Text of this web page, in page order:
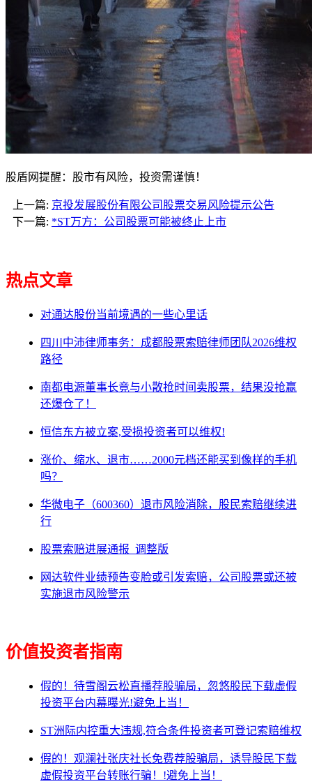
股盾网提醒：股市有风险，投资需谨慎！
上一篇: 京投发展股份有限公司股票交易风险提示公告
下一篇: *ST万方：公司股票可能被终止上市
热点文章
对通达股份当前境遇的一些心里话
四川中沛律师事务：成都股票索赔律师团队2026维权
路径
南都电源董事长竟与小散抢时间卖股票，结果没抢赢
还爆仓了！
恒信东方被立案,受损投资者可以维权!
涨价、缩水、退市……2000元档还能买到像样的手机
吗？
华微电子（600360）退市风险消除，股民索赔继续进
行
股票索赔进展通报_调整版
网达软件业绩预告变脸或引发索赔，公司股票或还被
实施退市风险警示
价值投资者指南
假的！待雪阁云松直播荐股骗局，忽悠股民下载虚假
投资平台内幕曝光!避免上当！
ST洲际内控重大违规,符合条件投资者可登记索赔维权
假的！观澜社张庆社长免费荐股骗局，诱导股民下载
虚假投资平台转账行骗！!避免上当！